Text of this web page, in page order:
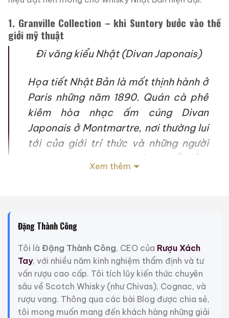
1. Granville Collection – khi Suntory bước vào thế
giới mỹ thuật
Đi văng kiểu Nhật (Divan Japonais)
Họa tiết Nhật Bản là mốt thịnh hành ở
Paris những năm 1890. Quán cà phê
kiêm hòa nhạc ấm cúng Divan
Japonais ở Montmartre, nơi thường lui
tới của giới trí thức và những người
sành điệu thời đó, đã trở nên nổi tiếng
các nữ phục vụ và nghệ sĩ biểu diễn.
Người phụ nữ thanh lịch khoác áo đen
ở trung tâm tấm áp phích là vũ công
nổi tiếng Jane Avril, trong vai người
bảo trợ và dường như đang cố gắng
tránh sự theo đuổi của một người hâm
mộ cuồng nhiệt, nhà phê bình
Xem thêm
Đặng Thành Công
Tôi là Đặng Thành Công, CEO của Rượu Xách
Tay, với nhiều năm kinh nghiệm thẩm định và tư
vấn rượu cao cấp. Tôi tích lũy kiến thức chuyên
sâu về Scotch Whisky (như Chivas), Cognac, và
rượu vang. Thông qua các bài Blog được chia sẻ,
tôi mong muốn mang đến khách hàng những giải